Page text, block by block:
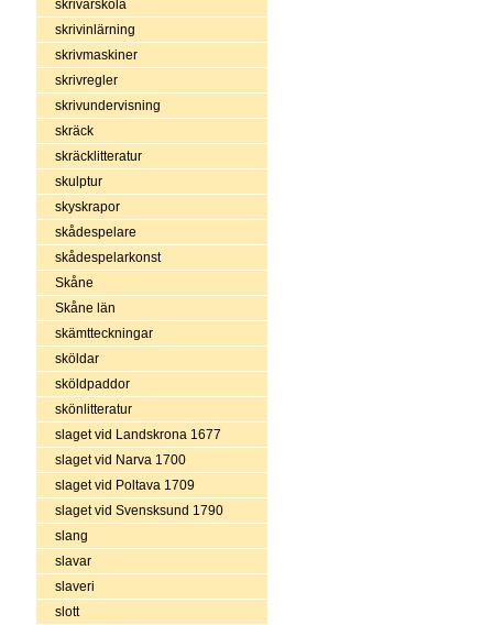
skrivarskola
skrivinlärning
skrivmaskiner
skrivregler
skrivundervisning
skräck
skräcklitteratur
skulptur
skyskrapor
skådespelare
skådespelarkonst
Skåne
Skåne län
skämtteckningar
sköldar
sköldpaddor
skönlitteratur
slaget vid Landskrona 1677
slaget vid Narva 1700
slaget vid Poltava 1709
slaget vid Svensksund 1790
slang
slavar
slaveri
slott